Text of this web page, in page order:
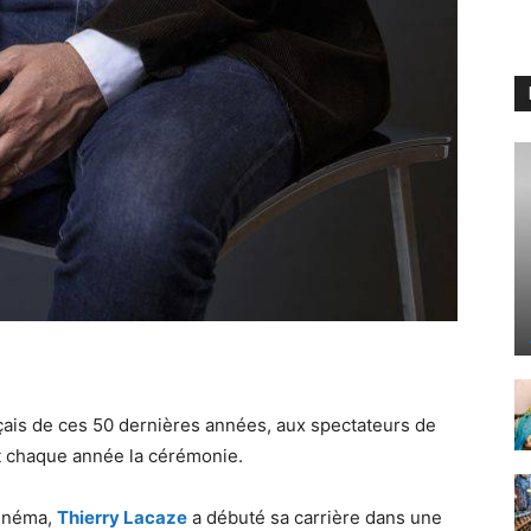
de ces 50 dernières années, aux spectateurs de
année la cérémonie.
Thierry Lacaze a débuté sa carrière dans une